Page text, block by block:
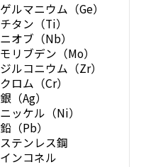
ゲルマニウム（Ge）
チタン（Ti）
ニオブ（Nb）
モリブデン（Mo）
ジルコニウム（Zr）
クロム（Cr）
銀（Ag）
ニッケル（Ni）
鉛（Pb）
ステンレス鋼
インコネル